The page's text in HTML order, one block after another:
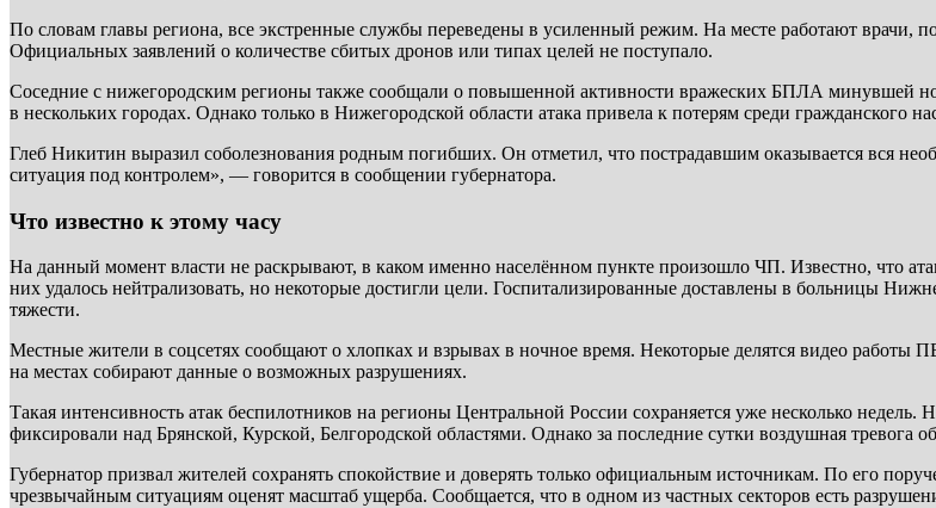
По словам главы региона, все экстренные службы переведены в усиленный режим. На месте работают врачи,
Официальных заявлений о количестве сбитых дронов или типах целей не поступало.
Соседние с нижегородским регионы также сообщали о повышенной активности вражеских БПЛА минувшей
в нескольких городах. Однако только в Нижегородской области атака привела к потерям среди гражданского
Глеб Никитин выразил соболезнования родным погибших. Он отметил, что пострадавшим оказывается вся
ситуация под контролем», — говорится в сообщении губернатора.
Что известно к этому часу
На данный момент власти не раскрывают, в каком именно населённом пункте произошло ЧП. Известно, что
них удалось нейтрализовать, но некоторые достигли цели. Госпитализированные доставлены в больницы
тяжести.
Местные жители в соцсетях сообщают о хлопках и взрывах в ночное время. Некоторые делятся видео
на местах собирают данные о возможных разрушениях.
Такая интенсивность атак беспилотников на регионы Центральной России сохраняется уже несколько
фиксировали над Брянской, Курской, Белгородской областями. Однако за последние сутки воздушная тревога
Губернатор призвал жителей сохранять спокойствие и доверять только официальным источникам. По его
чрезвычайным ситуациям оценят масштаб ущерба. Сообщается, что в одном из частных секторов есть